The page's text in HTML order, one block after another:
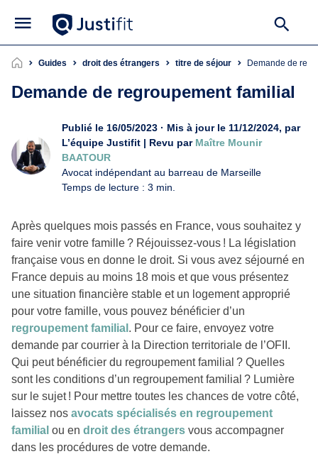
Guides droit des étrangers titre de séjour Demande de
Demande de regroupement familial
Publié le 16/05/2023 · Mis à jour le 11/12/2024, par
L’équipe Justifit | Revu par Maître Mounir
BAATOUR
Avocat indépendant au barreau de Marseille
Temps de lecture : 3 min.
Après quelques mois passés en France, vous souhaitez y
faire venir votre famille ? Réjouissez-vous ! La législation
française vous en donne le droit. Si vous avez séjourné en
France depuis au moins 18 mois et que vous présentez
une situation financière stable et un logement approprié
pour votre famille, vous pouvez bénéficier d’un
regroupement familial . Pour ce faire, envoyez votre
demande par courrier à la Direction territoriale de l’OFII.
Qui peut bénéficier du regroupement familial ? Quelles
sont les conditions d’un regroupement familial ? Lumière
sur le sujet ! Pour mettre toutes les chances de votre côté,
laissez nos avocats spécialisés en regroupement
familial ou en droit des étrangers vous accompagner
dans les procédures de votre demande.